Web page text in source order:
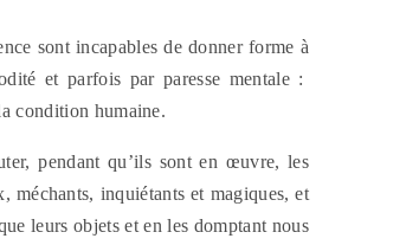
sont incapables de donner forme à
et parfois par paresse mentale :
condition humaine.
pendant qu’ils sont en œuvre, les
méchants, inquiétants et magiques, et
leurs objets et en les domptant nous